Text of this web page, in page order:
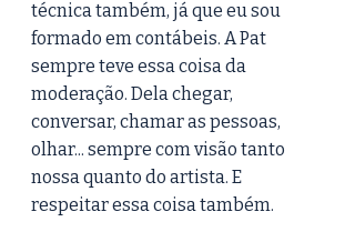
técnica também, já que eu sou
formado em contábeis. A Pat
sempre teve essa coisa da
moderação. Dela chegar,
conversar, chamar as pessoas,
olhar... sempre com visão tanto
nossa quanto do artista. E
respeitar essa coisa também.